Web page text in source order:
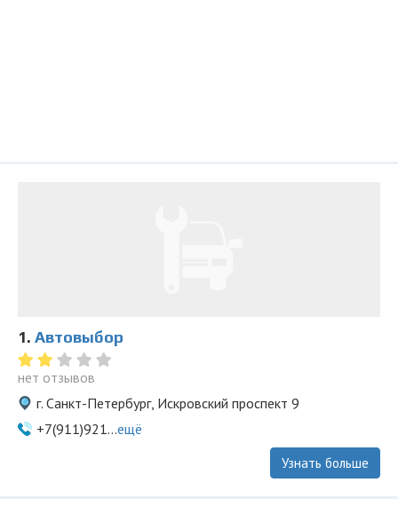
1. Автовыбор
нет отзывов
г. Санкт-Петербург, Искровский проспект 9
+7(911)921...ещё
Узнать больше